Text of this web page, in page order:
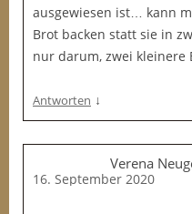
ausgewiesen ist… kann
Brot backen statt sie in
nur darum, zwei kleinere
Antworten ↓
Verena
16. September 2020